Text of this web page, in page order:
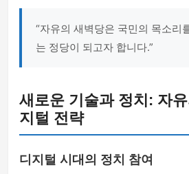
“자유의 새벽당은 국민의 목소리
는 정당이 되고자 합니다.”
새로운 기술과 정치: 자
지털 전략
디지털 시대의 정치 참여